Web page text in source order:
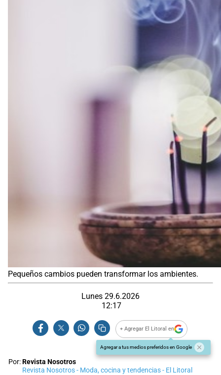
Pequeños cambios pueden transformar los ambientes.
Lunes 29.6.2026
12:17
+ Agregar El Litoral en
Agregar a tus medios preferidos en Google
Por:Revista Nosotros
Revista Nosotros - Moda, cocina y tendencias - El Litoral